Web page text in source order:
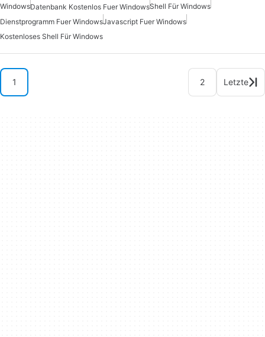
WindowsDatenbank Kostenlos Fuer WindowsShell Für Windows
Dienstprogramm Fuer WindowsJavascript Fuer Windows
Kostenloses Shell Für Windows
1 2 Letzte